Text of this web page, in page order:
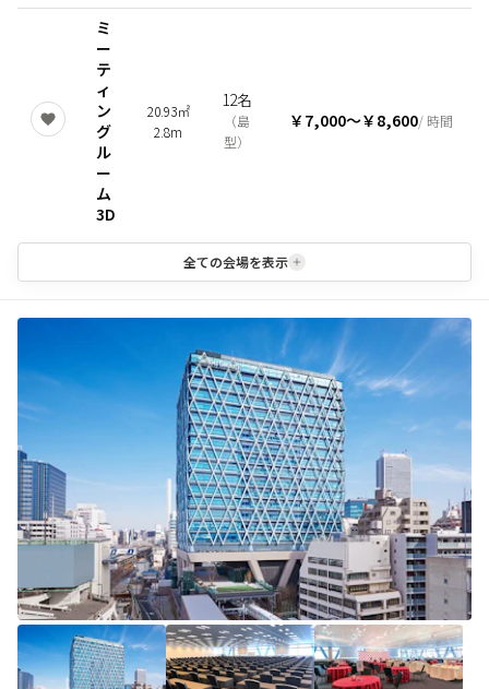
ミ
ー
テ
ィ
ン
グ
ル
ー
ム
3D
20.93㎡
2.8m
12名
（島
型）
￥7,000〜￥8,600/ 時間
全ての会場を表示